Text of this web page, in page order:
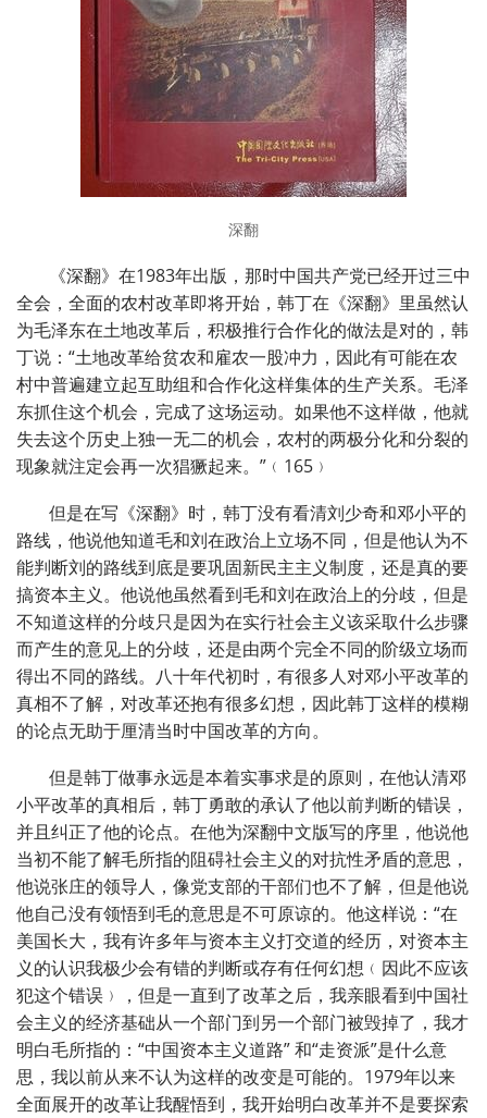
深翻
《深翻》在1983年出版，那时中国共产党已经开过三中
全会，全面的农村改革即将开始，韩丁在《深翻》里虽然认
为毛泽东在土地改革后，积极推行合作化的做法是对的，韩
丁说：“土地改革给贫农和雇农一股冲力，因此有可能在农
村中普遍建立起互助组和合作化这样集体的生产关系。毛泽
东抓住这个机会，完成了这场运动。如果他不这样做，他就
失去这个历史上独一无二的机会，农村的两极分化和分裂的
现象就注定会再一次猖獗起来。”﹙ 165 ﹚
但是在写《深翻》时，韩丁没有看清刘少奇和邓小平的
路线，他说他知道毛和刘在政治上立场不同，但是他认为不
能判断刘的路线到底是要巩固新民主主义制度，还是真的要
搞资本主义。他说他虽然看到毛和刘在政治上的分歧，但是
不知道这样的分歧只是因为在实行社会主义该采取什么步骤
而产生的意见上的分歧，还是由两个完全不同的阶级立场而
得出不同的路线。八十年代初时，有很多人对邓小平改革的
真相不了解，对改革还抱有很多幻想，因此韩丁这样的模糊
的论点无助于厘清当时中国改革的方向。
但是韩丁做事永远是本着实事求是的原则，在他认清邓
小平改革的真相后，韩丁勇敢的承认了他以前判断的错误，
并且纠正了他的论点。在他为深翻中文版写的序里，他说他
当初不能了解毛所指的阻碍社会主义的对抗性矛盾的意思，
他说张庄的领导人，像党支部的干部们也不了解，但是他说
他自己没有领悟到毛的意思是不可原谅的。他这样说：“在
美国长大，我有许多年与资本主义打交道的经历，对资本主
义的认识我极少会有错的判断或存有任何幻想﹙因此不应该
犯这个错误﹚，但是一直到了改革之后，我亲眼看到中国社
会主义的经济基础从一个部门到另一个部门被毁掉了，我才
明白毛所指的：“中国资本主义道路” 和“走资派”是什么意
思，我以前从来不认为这样的改变是可能的。 1979年以来
全面展开的改革让我醒悟到，我开始明白改革并不是要探索